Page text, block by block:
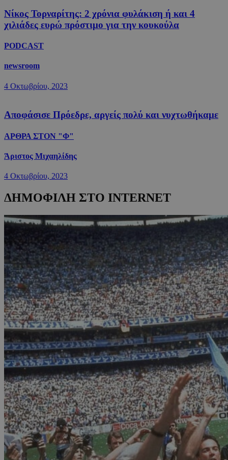
Νίκος Τορναρίτης: 2 χρόνια φυλάκιση ή και 4
χιλιάδες ευρώ πρόστιμο για την κουκούλα
PODCAST
newsroom
4 Οκτωβρίου, 2023
Αποφάσισε Πρόεδρε, αργείς πολύ και νυχτωθήκαμε
ΑΡΘΡΑ ΣΤΟΝ "Φ"
Άριστος Μιχαηλίδης
4 Οκτωβρίου, 2023
ΔΗΜΟΦΙΛΗ ΣΤΟ INTERNET